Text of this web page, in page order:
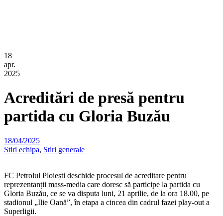
18
apr.
2025
Acreditări de presă pentru
partida cu Gloria Buzău
18/04/2025
Stiri echipa, Stiri generale
FC Petrolul Ploiești deschide procesul de acreditare pentru
reprezentanții mass-media care doresc să participe la partida cu
Gloria Buzău, ce se va disputa luni, 21 aprilie, de la ora 18.00, pe
stadionul „Ilie Oană”, în etapa a cincea din cadrul fazei play-out a
Superligii.